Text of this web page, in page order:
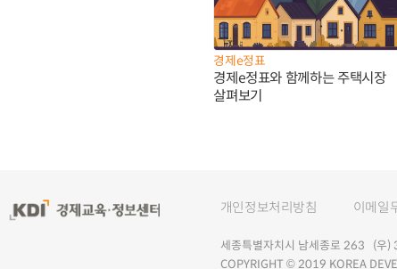
경제e정표
경제e정표와 함께하는 주택시장
살펴보기
개인정보처리방침 이메일
세종특별자치시 남세종로 263 (
COPYRIGHT © 2019 KOREA